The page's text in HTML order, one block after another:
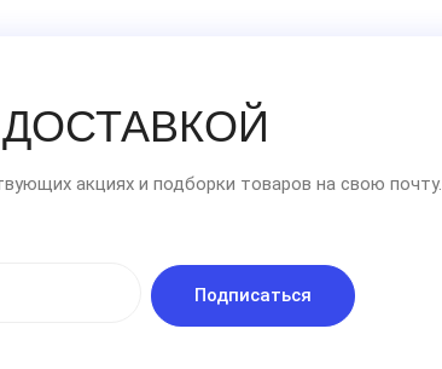
акциях и подборки товаров на свою почту.
Подписаться